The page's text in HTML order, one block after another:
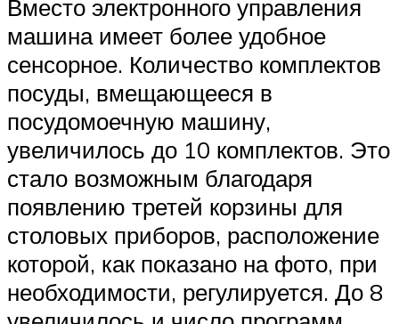
Вместо электронного управления
машина имеет более удобное
сенсорное. Количество комплектов
посуды, вмещающееся в
посудомоечную машину,
увеличилось до 10 комплектов. Это
стало возможным благодаря
появлению третей корзины для
столовых приборов, расположение
которой, как показано на фото, при
необходимости, регулируется. До 8